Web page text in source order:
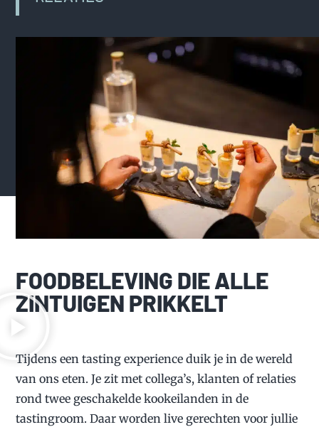
FOODBELEVING DIE ALLE
ZINTUIGEN PRIKKELT
Tijdens een tasting experience duik je in de wereld
van ons eten. Je zit met collega’s, klanten of relaties
rond twee geschakelde kookeilanden in de
tastingroom. Daar worden live gerechten voor jullie